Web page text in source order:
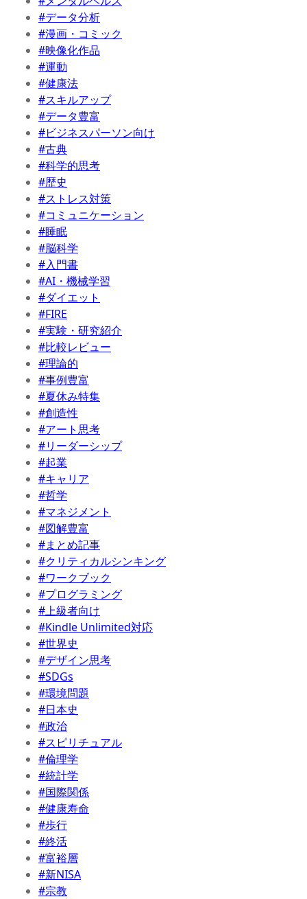
#データ分析
#漫画・コミック
#映像化作品
#運動
#健康法
#スキルアップ
#データ豊富
#ビジネスパーソン向け
#古典
#科学的思考
#歴史
#ストレス対策
#コミュニケーション
#睡眠
#脳科学
#入門書
#AI・機械学習
#ダイエット
#FIRE
#実験・研究紹介
#比較レビュー
#理論的
#事例豊富
#夏休み特集
#創造性
#アート思考
#リーダーシップ
#起業
#キャリア
#哲学
#マネジメント
#図解豊富
#まとめ記事
#クリティカルシンキング
#ワークブック
#プログラミング
#上級者向け
#Kindle Unlimited対応
#世界史
#デザイン思考
#SDGs
#環境問題
#日本史
#政治
#スピリチュアル
#倫理学
#統計学
#国際関係
#健康寿命
#歩行
#終活
#富裕層
#新NISA
#宗教